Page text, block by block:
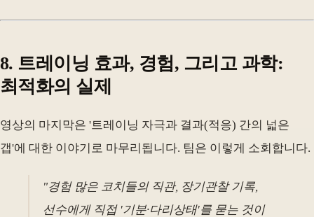
8. 트레이닝 효과, 경험, 그리고 과학:
최적화의 실제
영상의 마지막은 '트레이닝 자극과 결과(적응) 간의 넓은
갭'에 대한 이야기로 마무리됩니다. 팀은 이렇게 소회합니다.
"경험 많은 코치들의 직관, 장기관찰 기록,
선수에게 직접 '기분·다리상태'를 묻는 것이